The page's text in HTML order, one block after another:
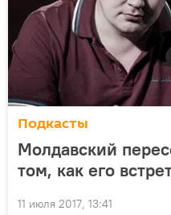
Подкасты
Молдавский
том, как его
11 июля 2017, 13:41